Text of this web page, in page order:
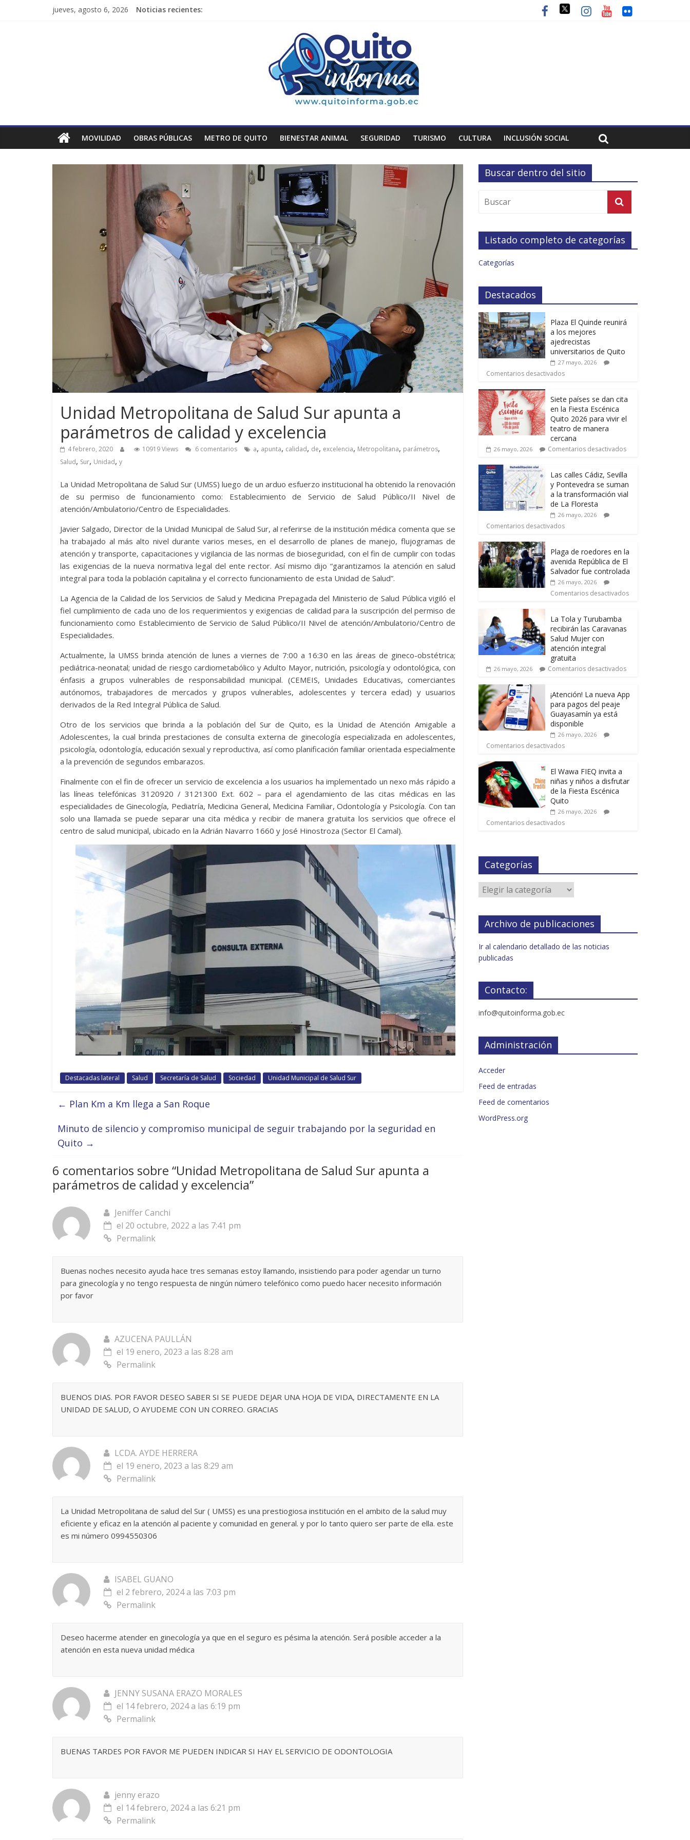
jueves, agosto 6, 2026 Noticias recientes:
MOVILIDAD OBRAS PÚBLICAS METRO DE QUITO BIENESTAR ANIMAL SEGURIDAD TURISMO CULTURA INCLUSIÓN SOCIAL
Unidad Metropolitana de Salud Sur apunta a
parámetros de calidad y excelencia
4 febrero, 2020 10919 Views 6 comentarios a, apunta, calidad, de, excelencia, Metropolitana, parámetros,
Salud, Sur, Unidad, y
La Unidad Metropolitana de Salud Sur (UMSS) luego de un arduo esfuerzo institucional ha obtenido la renovación
de su permiso de funcionamiento como: Establecimiento de Servicio de Salud Público/II Nivel de
atención/Ambulatorio/Centro de Especialidades.
Javier Salgado, Director de la Unidad Municipal de Salud Sur, al referirse de la institución médica comenta que se
ha trabajado al más alto nivel durante varios meses, en el desarrollo de planes de manejo, flujogramas de
atención y transporte, capacitaciones y vigilancia de las normas de bioseguridad, con el fin de cumplir con todas
las exigencias de la nueva normativa legal del ente rector. Así mismo dijo “garantizamos la atención en salud
integral para toda la población capitalina y el correcto funcionamiento de esta Unidad de Salud”.
La Agencia de la Calidad de los Servicios de Salud y Medicina Prepagada del Ministerio de Salud Pública vigiló el
fiel cumplimiento de cada uno de los requerimientos y exigencias de calidad para la suscripción del permiso de
funcionamiento como Establecimiento de Servicio de Salud Público/II Nivel de atención/Ambulatorio/Centro de
Especialidades.
Actualmente, la UMSS brinda atención de lunes a viernes de 7:00 a 16:30 en las áreas de gineco-obstétrica;
pediátrica-neonatal; unidad de riesgo cardiometabólico y Adulto Mayor, nutrición, psicología y odontológica, con
énfasis a grupos vulnerables de responsabilidad municipal. (CEMEIS, Unidades Educativas, comerciantes
autónomos, trabajadores de mercados y grupos vulnerables, adolescentes y tercera edad) y usuarios
derivados de la Red Integral Pública de Salud.
Otro de los servicios que brinda a la población del Sur de Quito, es la Unidad de Atención Amigable a
Adolescentes, la cual brinda prestaciones de consulta externa de ginecología especializada en adolescentes,
psicología, odontología, educación sexual y reproductiva, así como planificación familiar orientada especialmente
a la prevención de segundos embarazos.
Finalmente con el fin de ofrecer un servicio de excelencia a los usuarios ha implementado un nexo más rápido a
las líneas telefónicas 3120920 / 3121300 Ext. 602 – para el agendamiento de las citas médicas en las
especialidades de Ginecología, Pediatría, Medicina General, Medicina Familiar, Odontología y Psicología. Con tan
solo una llamada se puede separar una cita médica y recibir de manera gratuita los servicios que ofrece el
centro de salud municipal, ubicado en la Adrián Navarro 1660 y José Hinostroza (Sector El Camal).
Destacadas lateral Salud Secretaría de Salud Sociedad Unidad Municipal de Salud Sur
← Plan Km a Km llega a San Roque
Minuto de silencio y compromiso municipal de seguir trabajando por la seguridad en
Quito →
6 comentarios sobre “Unidad Metropolitana de Salud Sur apunta a
parámetros de calidad y excelencia”
Jeniffer Canchi
el 20 octubre, 2022 a las 7:41 pm
Permalink
Buenas noches necesito ayuda hace tres semanas estoy llamando, insistiendo para poder agendar un turno
para ginecología y no tengo respuesta de ningún número telefónico como puedo hacer necesito información
por favor
AZUCENA PAULLÁN
el 19 enero, 2023 a las 8:28 am
Permalink
BUENOS DIAS. POR FAVOR DESEO SABER SI SE PUEDE DEJAR UNA HOJA DE VIDA, DIRECTAMENTE EN LA
UNIDAD DE SALUD, O AYUDEME CON UN CORREO. GRACIAS
LCDA. AYDE HERRERA
el 19 enero, 2023 a las 8:29 am
Permalink
La Unidad Metropolitana de salud del Sur ( UMSS) es una prestiogiosa institución en el ambito de la salud muy
eficiente y eficaz en la atención al paciente y comunidad en general. y por lo tanto quiero ser parte de ella. este
es mi número 0994550306
ISABEL GUANO
el 2 febrero, 2024 a las 7:03 pm
Permalink
Deseo hacerme atender en ginecología ya que en el seguro es pésima la atención. Será posible acceder a la
atención en esta nueva unidad médica
JENNY SUSANA ERAZO MORALES
el 14 febrero, 2024 a las 6:19 pm
Permalink
BUENAS TARDES POR FAVOR ME PUEDEN INDICAR SI HAY EL SERVICIO DE ODONTOLOGIA
jenny erazo
el 14 febrero, 2024 a las 6:21 pm
Permalink
Buscar dentro del sitio
Listado completo de categorías
Categorías
Destacados
Plaza El Quinde reunirá
a los mejores
ajedrecistas
universitarios de Quito
27 mayo, 2026
Comentarios desactivados
Siete países se dan cita
en la Fiesta Escénica
Quito 2026 para vivir el
teatro de manera
cercana
26 mayo, 2026 Comentarios desactivados
Las calles Cádiz, Sevilla
y Pontevedra se suman
a la transformación vial
de La Floresta
26 mayo, 2026
Comentarios desactivados
Plaga de roedores en la
avenida República de El
Salvador fue controlada
26 mayo, 2026
Comentarios desactivados
La Tola y Turubamba
recibirán las Caravanas
Salud Mujer con
atención integral
gratuita
26 mayo, 2026 Comentarios desactivados
¡Atención! La nueva App
para pagos del peaje
Guayasamín ya está
disponible
26 mayo, 2026
Comentarios desactivados
El Wawa FIEQ invita a
niñas y niños a disfrutar
de la Fiesta Escénica
Quito
26 mayo, 2026
Comentarios desactivados
Categorías
Archivo de publicaciones
Ir al calendario detallado de las noticias
publicadas
Contacto:
info@quitoinforma.gob.ec
Administración
Acceder
Feed de entradas
Feed de comentarios
WordPress.org